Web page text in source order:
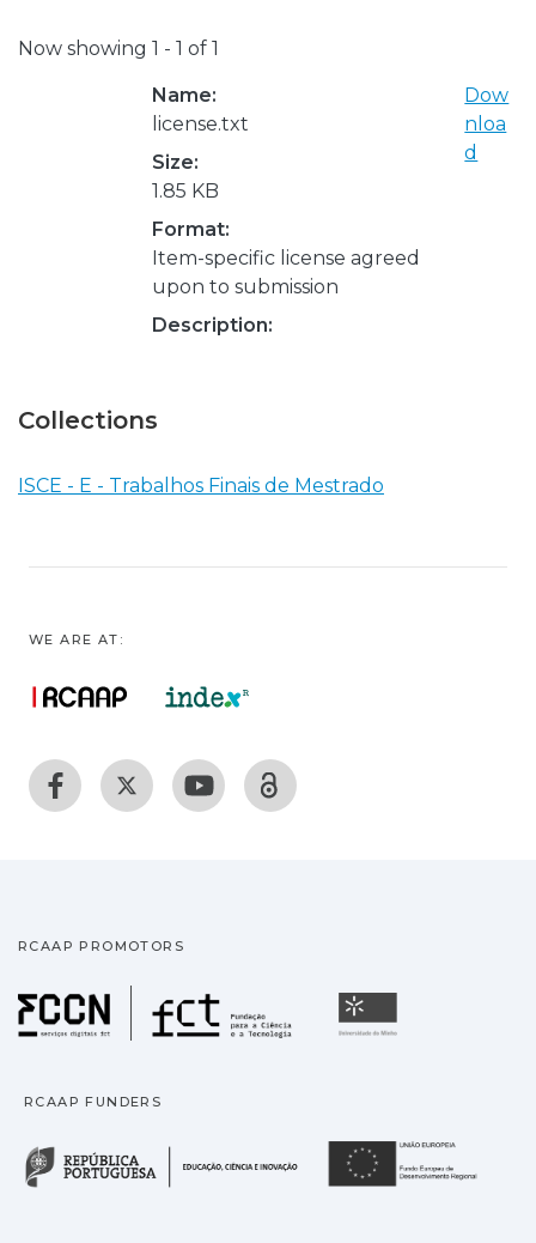
Now showing 1 - 1 of 1
Name:
license.txt
Size:
1.85 KB
Format:
Item-specific license agreed
upon to submission
Description:
Dow
nloa
d
Collections
ISCE - E - Trabalhos Finais de Mestrado
WE ARE AT:
RCAAP PROMOTORS
Fundação para a
RCAAP FUNDERS
República Portuguesa